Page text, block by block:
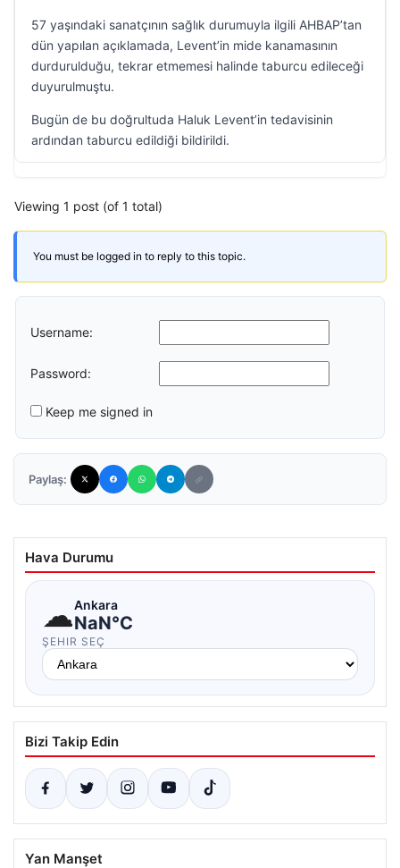
57 yaşındaki sanatçının sağlık durumuyla ilgili AHBAP’tan
dün yapılan açıklamada, Levent’in mide kanamasının
durdurulduğu, tekrar etmemesi halinde taburcu edileceği
duyurulmuştu.
Bugün de bu doğrultuda Haluk Levent’in tedavisinin
ardından taburcu edildiği bildirildi.
Viewing 1 post (of 1 total)
You must be logged in to reply to this topic.
Username:
Password:
Keep me signed in
Paylaş:
Hava Durumu
☁Ankara
NaN°C
ŞEHIR SEÇ
Bizi Takip Edin
Yan Manşet